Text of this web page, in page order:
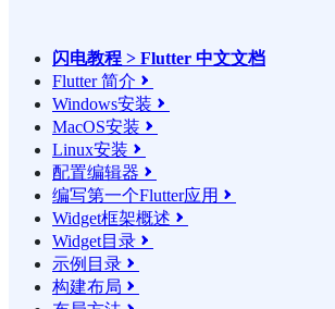
闪电教程 > Flutter 中文文档
Flutter 简介 
Windows安装 
MacOS安装 
Linux安装 
配置编辑器 
编写第一个Flutter应用 
Widget框架概述 
Widget目录 
示例目录 
构建布局 